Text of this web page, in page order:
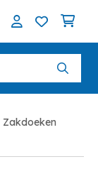
Zakdoeken